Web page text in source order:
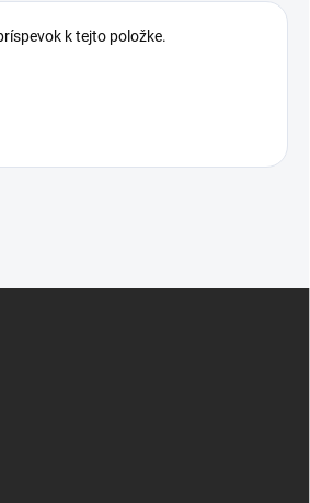
k tejto položke.